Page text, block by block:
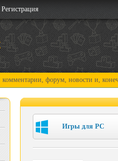
Регистрация
форум, новости и, конечно,
Игры для PC